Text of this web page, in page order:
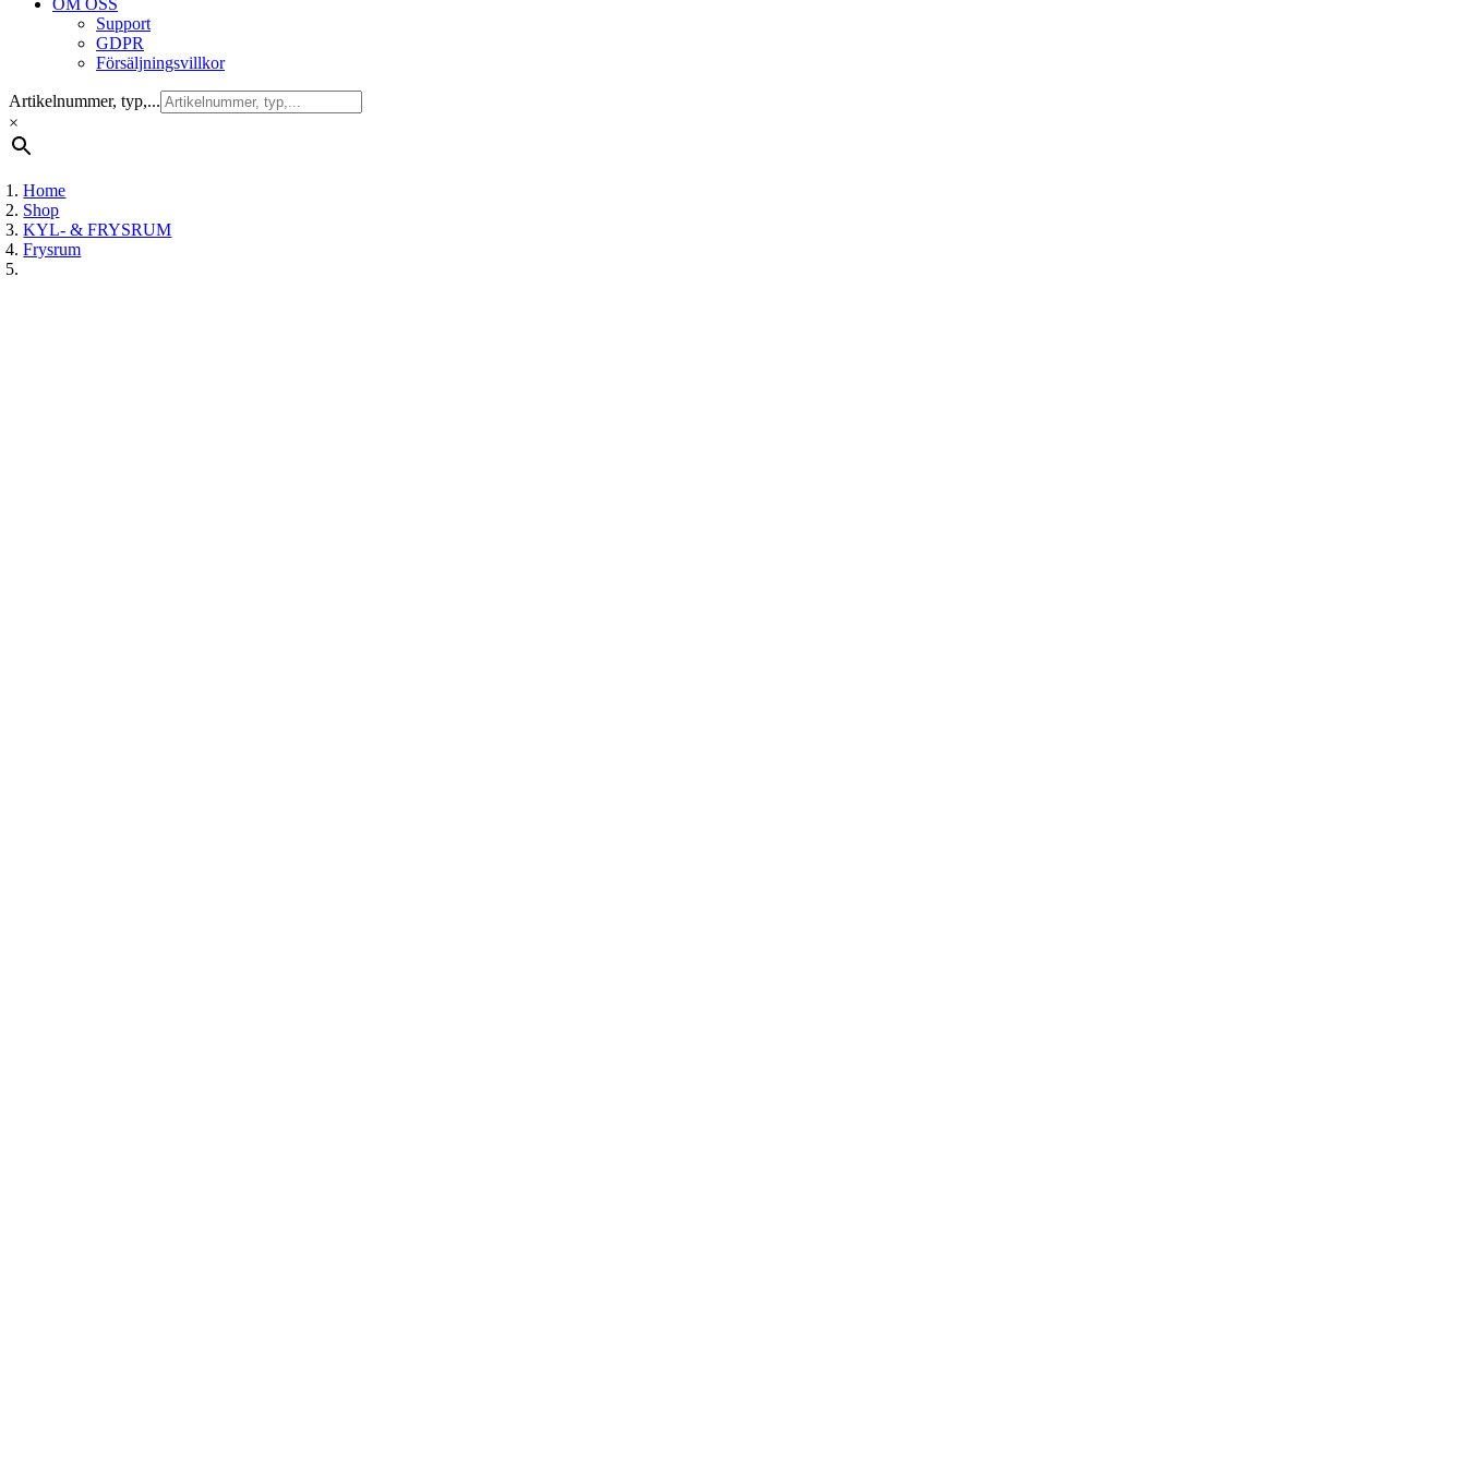
OM OSS
Support
GDPR
Försäljningsvillkor
Artikelnummer, typ,...
×
Home
Shop
KYL- & FRYSRUM
Frysrum